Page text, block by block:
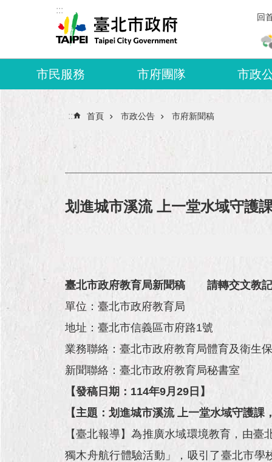
跳到主要內容區塊
:::
回
市民服務 市府團隊 市政
::: 首頁 市政公告 市府新聞稿
划進城市溪流 上一堂水域守護
臺北市政府教育局新聞稿
請轉交文教
單位：臺北市政府教育局
地址：臺北市信義區市府路1號
業務聯絡：臺北市政府教育局體育及衛
新聞聯絡：臺北市政府教育局秘書
【發稿日期：114年9月29日】
【主題：划進城市溪流 上一堂水域守護
【臺北報導】為推廣水域環境教育，由
獨木舟航行體驗活動」，吸引了臺北市